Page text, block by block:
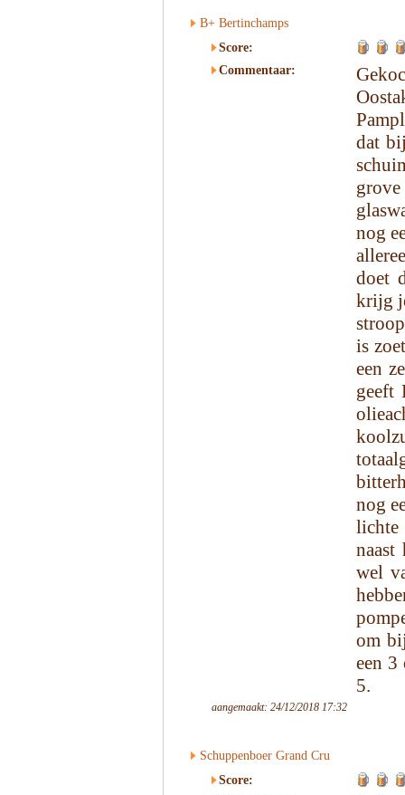
B+ Bertinchamps
Score:
Commentaar:
dat
nog
doet
krijg
is
een
geeft
nog
lichte
wel
om
een
5.
aangemaakt: 24/12/2018 17:32
Schuppenboer Grand Cru
Score: